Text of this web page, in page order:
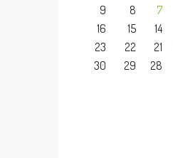
7
8
9
14
15
16
21
22
23
28
29
30